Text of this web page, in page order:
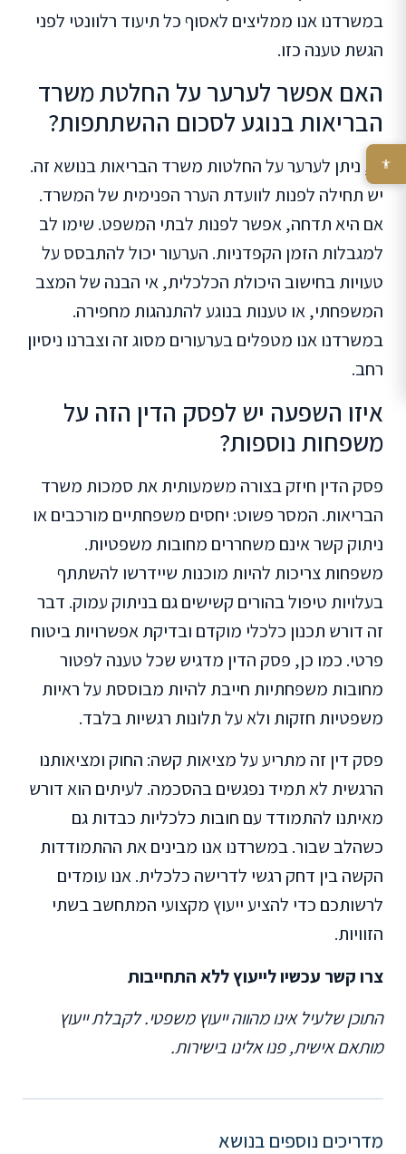
במשרדנו אנו ממליצים לאסוף כל תיעוד רלוונטי לפני
הגשת טענה כזו.
האם אפשר לערער על החלטת משרד
הבריאות בנוגע לסכום ההשתתפות?
כן, ניתן לערער על החלטות משרד הבריאות בנושא זה.
יש תחילה לפנות לוועדת הערר הפנימית של המשרד.
אם היא תדחה, אפשר לפנות לבתי המשפט. שימו לב
למגבלות הזמן הקפדניות. הערעור יכול להתבסס על
טעויות בחישוב היכולת הכלכלית, אי הבנה של המצב
המשפחתי, או טענות בנוגע להתנהגות מחפירה.
במשרדנו אנו מטפלים בערעורים מסוג זה וצברנו ניסיון
רחב.
איזו השפעה יש לפסק הדין הזה על
משפחות נוספות?
פסק הדין חיזק בצורה משמעותית את סמכות משרד
הבריאות. המסר פשוט: יחסים משפחתיים מורכבים או
ניתוק קשר אינם משחררים מחובות משפטיות.
משפחות צריכות להיות מוכנות שיידרשו להשתתף
בעלויות טיפול בהורים קשישים גם בניתוק עמוק. דבר
זה דורש תכנון כלכלי מוקדם ובדיקת אפשרויות ביטוח
פרטי. כמו כן, פסק הדין מדגיש שכל טענה לפטור
מחובות משפחתיות חייבת להיות מבוססת על ראיות
משפטיות חזקות ולא על תלונות רגשיות בלבד.
פסק דין זה מתריע על מציאות קשה: החוק ומציאותנו
הרגשית לא תמיד נפגשים בהסכמה. לעיתים הוא דורש
מאיתנו להתמודד עם חובות כלכליות כבדות גם
כשהלב שבור. במשרדנו אנו מבינים את ההתמודדות
הקשה בין דחק רגשי לדרישה כלכלית. אנו עומדים
לרשותכם כדי להציע ייעוץ מקצועי המתחשב בשתי
הזוויות.
צרו קשר עכשיו לייעוץ ללא התחייבות
התוכן שלעיל אינו מהווה ייעוץ משפטי. לקבלת ייעוץ
מותאם אישית, פנו אלינו בישירות.
מדריכים נוספים בנושא